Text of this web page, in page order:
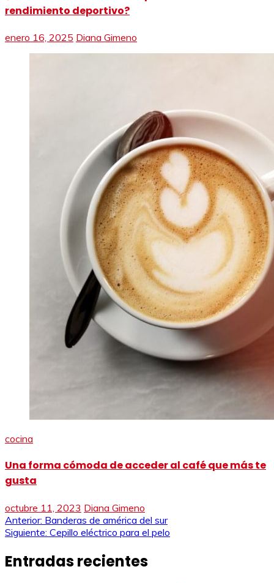
rendimiento deportivo?
enero 16, 2025 Diana Gimeno
cocina
Una forma cómoda de acceder al café que más te
gusta
octubre 11, 2023 Diana Gimeno
Navegación
entradas
Anterior: Banderas de américa del sur
Siguiente: Cepillo eléctrico para el pelo
Entradas recientes